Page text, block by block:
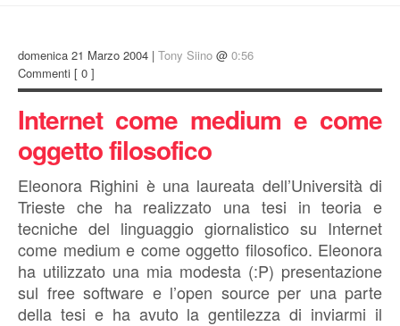
domenica 21 Marzo 2004 | Tony Siino @ 0:56
Commenti [ 0 ]
Internet come medium e come
oggetto filosofico
Eleonora Righini è una laureata dell’Università di
Trieste che ha realizzato una tesi in teoria e
tecniche del linguaggio giornalistico su Internet
come medium e come oggetto filosofico. Eleonora
ha utilizzato una mia modesta (:P) presentazione
sul free software e l’open source per una parte
della tesi e ha avuto la gentilezza di inviarmi il